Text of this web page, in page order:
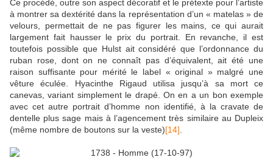
Ce procédé, outre son aspect décoratif et le prétexte pour l’artiste
à montrer sa dextérité dans la représentation d’un « matelas » de
velours, permettait de ne pas figurer les mains, ce qui aurait
largement fait hausser le prix du portrait. En revanche, il est
toutefois possible que Hulst ait considéré que l’ordonnance du
ruban rose, dont on ne connaît pas d’équivalent, ait été une
raison suffisante pour mérité le label « original » malgré une
vêture éculée. Hyacinthe Rigaud utilisa jusqu’à sa mort ce
canevas, variant simplement le drapé. On en a un bon exemple
avec cet autre portrait d’homme non identifié, à la cravate de
dentelle plus sage mais à l’agencement très similaire au Dupleix
(même nombre de boutons sur la veste)[14]